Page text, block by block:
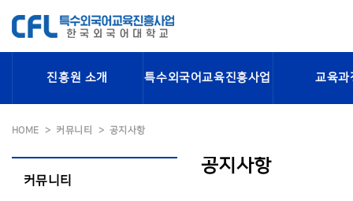
진흥원 소개 특수외국어교육진흥사업 교육과
HOME 커뮤니티 공지사항
커뮤니티
공지사항